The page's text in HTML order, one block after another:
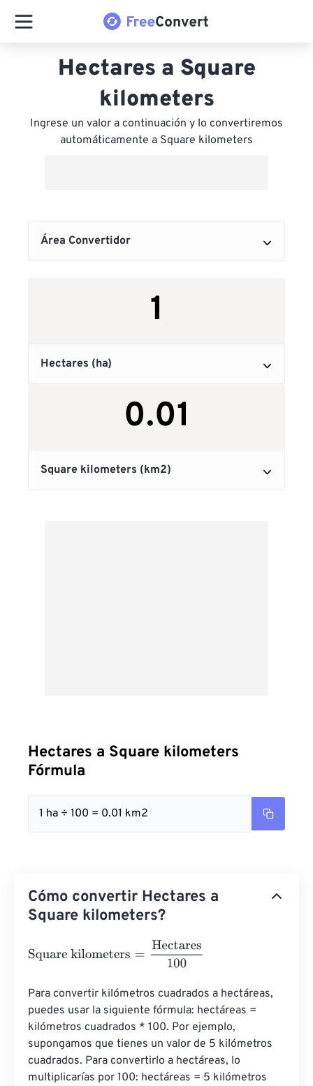
Hectares a Square
kilometers
Ingrese un valor a continuación y lo convertiremos
automáticamente a Square kilometers
Hectares a Square kilometers
Fórmula
1 ha ÷ 100 = 0.01 km2
Cómo convertir Hectares a
Square kilometers?
Square kilometers Hectares100
Para convertir kilómetros cuadrados a hectáreas,
puedes usar la siguiente fórmula: hectáreas =
kilómetros cuadrados * 100. Por ejemplo,
supongamos que tienes un valor de 5 kilómetros
cuadrados. Para convertirlo a hectáreas, lo
multiplicarías por 100: hectáreas = 5 kilómetros